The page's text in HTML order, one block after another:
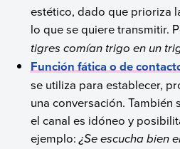
estético, dado que prioriza
lo que se quiere transmitir.
tigres comían trigo en un
Función fática o de
se utiliza para establecer,
una conversación.
el canal es idóneo y
ejemplo:¿Se escucha bien